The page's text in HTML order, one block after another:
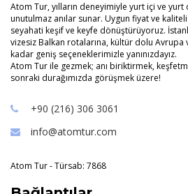
Atom Tur, yılların deneyimiyle yurt içi ve
unutulmaz anılar sunar. Uygun fiyat ve kaliteli
seyahati keşif ve keyfe dönüştürüyoruz.
vizesiz Balkan rotalarına, kültür dolu Avrupa
kadar geniş seçeneklerimizle yanınızdayız.
Atom Tur ile gezmek; anı biriktirmek,
sonraki durağımızda görüşmek üzere!
+90 (216) 306 3061
info@atomtur.com
Atom Tur - Türsab: 7868